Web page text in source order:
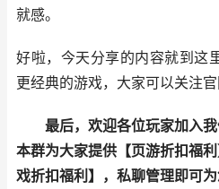
就感。
好啦，今天分享的内容就到这
更经典的游戏，大家可以关注官
最后，欢迎各位玩家加入
本群为大家提供【页游折扣福利
戏折扣福利 】，私聊管理即可为